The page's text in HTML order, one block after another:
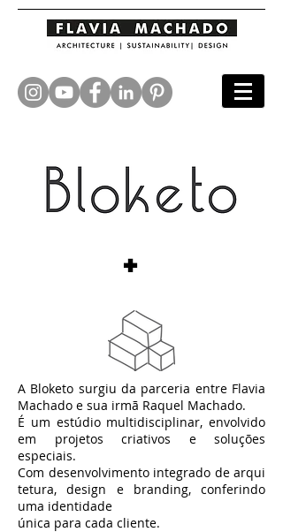
+
A Bloketo surgiu da parceria entre Flavia
Machado e sua irmã Raquel Machado.
É um estúdio multidisciplinar, envolvido
em projetos criativos e soluções
especiais.
Com desenvolvimento integrado de arqui
tetura, design e branding, conferindo
uma identidade
única para cada cliente.